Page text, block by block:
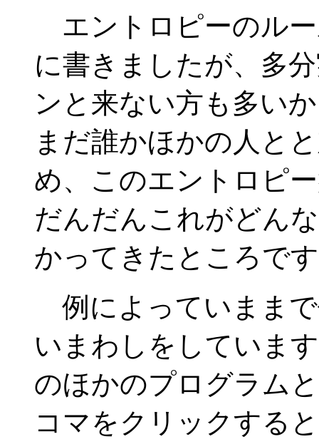
エントロピーのル
に書きましたが、多
ンと来ない方も多い
まだ誰かほかの人と
め、このエントロピ
だんだんこれがどん
かってきたところで
例によっていままで
いまわしをしていま
のほかのプログラム
コマをクリックする